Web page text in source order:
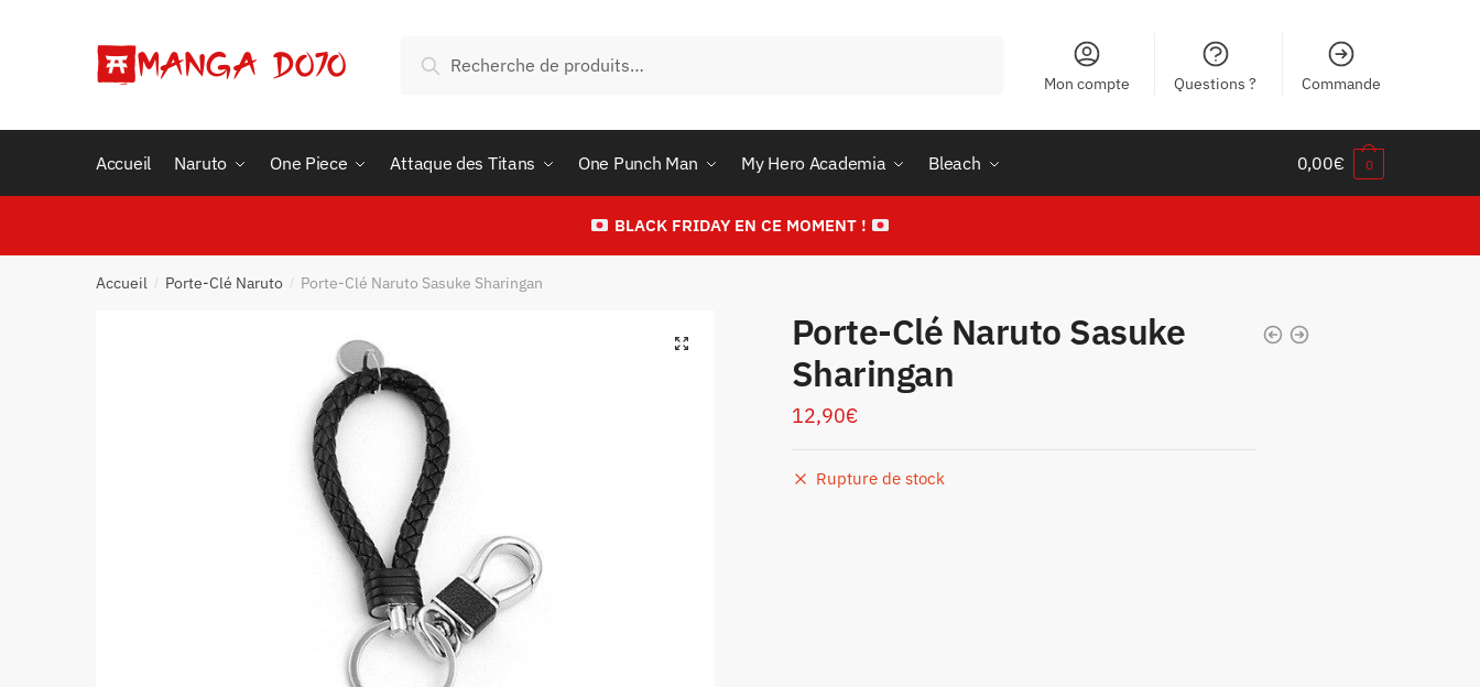
pour :
Recherche
Mon compte Questions ? Commande
Accueil Naruto One Piece Attaque des Titans One Punch Man My Hero Academia Bleach 0,00€ 0
BLACK FRIDAY EN CE MOMENT !
Accueil / Porte-Clé Naruto / Porte-Clé Naruto Sasuke Sharingan
Porte-Clé Naruto Sasuke
Sharingan
12,90€
Rupture de stock